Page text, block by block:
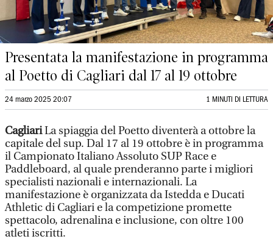
Presentata la manifestazione in programma
al Poetto di Cagliari dal 17 al 19 ottobre
24 marzo 2025 20:07 1 MINUTI DI LETTURA
CagliariLa spiaggia del Poetto diventerà a ottobre la
capitale del sup. Dal 17 al 19 ottobre è in programma
il Campionato Italiano Assoluto SUP Race e
Paddleboard, al quale prenderanno parte i migliori
specialisti nazionali e internazionali. La
manifestazione è organizzata da Istedda e Ducati
Athletic di Cagliari e la competizione promette
spettacolo, adrenalina e inclusione, con oltre 100
atleti iscritti.